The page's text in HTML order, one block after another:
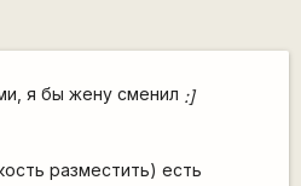
я бы жену сменил :]
разместить) есть